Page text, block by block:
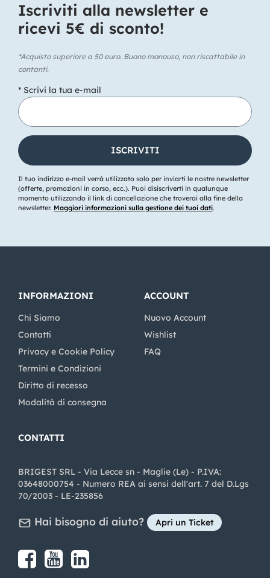
Iscriviti alla newsletter e
ricevi 5€ di sconto!​
*Acquisto superiore a 50 euro. Buono monouso, non riscattabile in
contanti.
* Scrivi la tua e-mail
Il tuo indirizzo e-mail verrà utilizzato solo per inviarti le nostre newsletter
(offerte, promozioni in corso, ecc.). Puoi disiscriverti in qualunque
momento utilizzando il link di cancellazione che troverai alla fine della
newsletter. Maggiori informazioni sulla gestione dei tuoi dati.
INFORMAZIONI
Chi Siamo
Contatti
Privacy e Cookie Policy
Termini e Condizioni
Diritto di recesso
Modalità di consegna
ACCOUNT
Nuovo Account
Wishlist
FAQ
CONTATTI
BRIGEST SRL - Via Lecce sn - Maglie (Le) - P.IVA:
03648000754 - Numero REA ai sensi dell'art. 7 del D.Lgs
70/2003 - LE-235856
Hai bisogno di aiuto? Apri un Ticket
Share on Facebook
Share on youtube